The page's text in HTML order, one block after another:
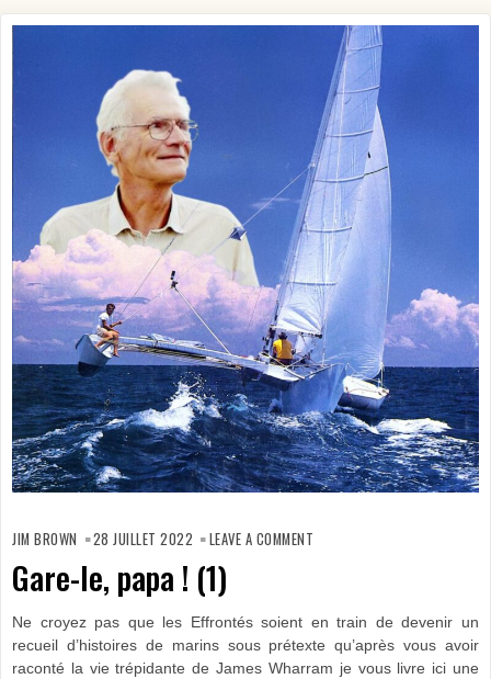
JIM BROWN 28 JUILLET 2022 LEAVE A COMMENT
Gare-le, papa ! (1)
Ne croyez pas que les Effrontés soient en train de devenir un
recueil d’histoires de marins sous prétexte qu’après vous avoir
raconté la vie trépidante de James Wharram je vous livre ici une